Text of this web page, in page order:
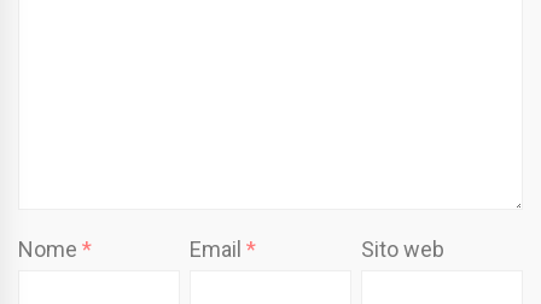
Nome * Email* Sito web